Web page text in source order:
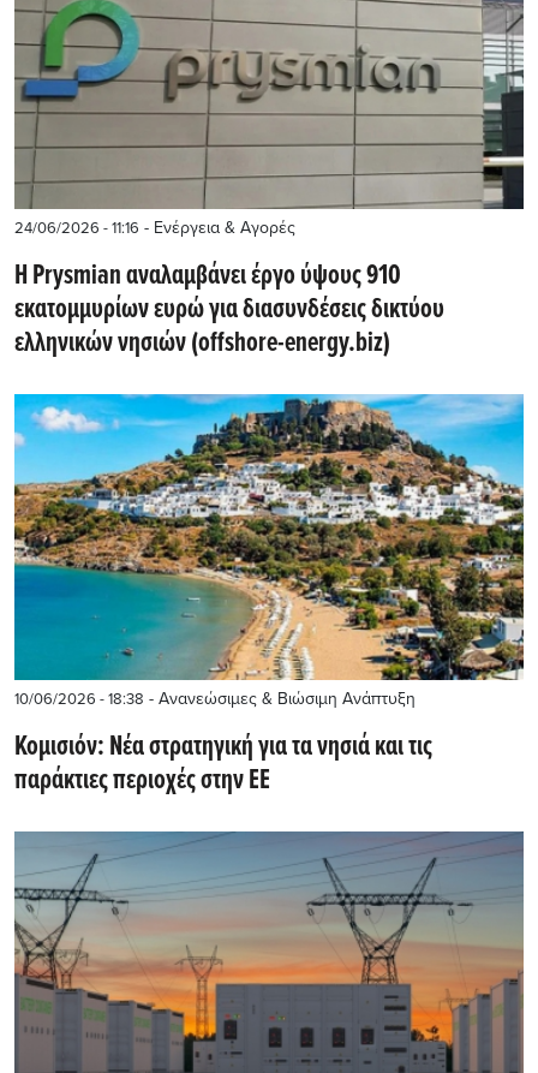
24/06/2026 - 11:16 - Ενέργεια & Αγορές
Η Prysmian αναλαμβάνει έργο ύψους 910
εκατομμυρίων ευρώ για διασυνδέσεις δικτύου
ελληνικών νησιών (offshore-energy.biz)
10/06/2026 - 18:38 - Ανανεώσιμες & Βιώσιμη Ανάπτυξη
Κομισιόν: Νέα στρατηγική για τα νησιά και τις
παράκτιες περιοχές στην EE